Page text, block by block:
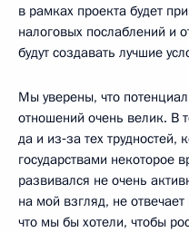
в рамках проекта будет
налоговых послаблений и
будут создавать лучшие
Мы уверены, что
отношений очень велик. В
да и из‑за тех
государствами некоторое
развивался не очень
на мой взгляд, не
что мы бы хотели, чтобы